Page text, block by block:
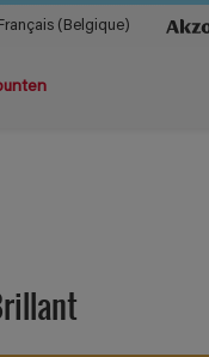
Français (Belgique)